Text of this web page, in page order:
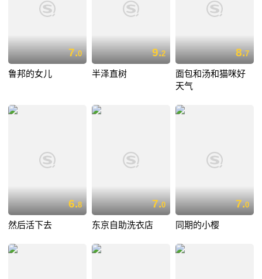
7.0
鲁邦的女儿
9.2
半泽直树
8.7
面包和汤和猫咪好
天气
6.8
然后活下去
7.0
东京自助洗衣店
7.0
同期的小樱